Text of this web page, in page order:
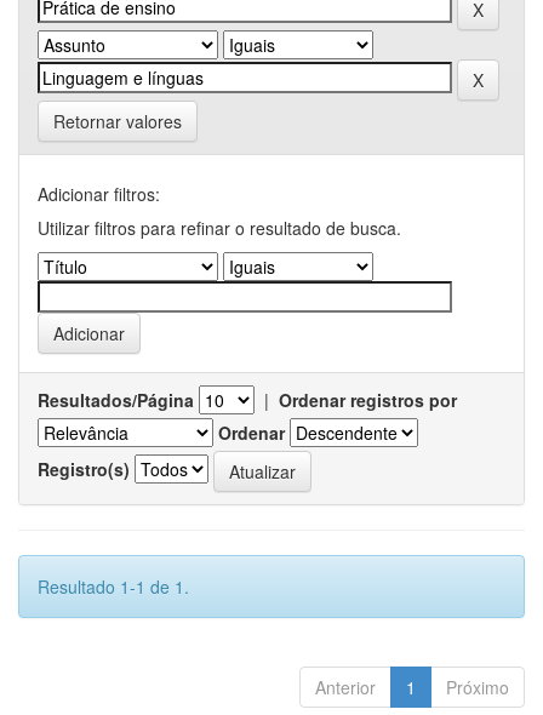
Retornar valores
Adicionar filtros:
Utilizar filtros para refinar o resultado de busca.
Resultados/Página | Ordenar registros por
Ordenar
Registro(s)
Resultado 1-1 de 1.
Anterior 1 Próximo